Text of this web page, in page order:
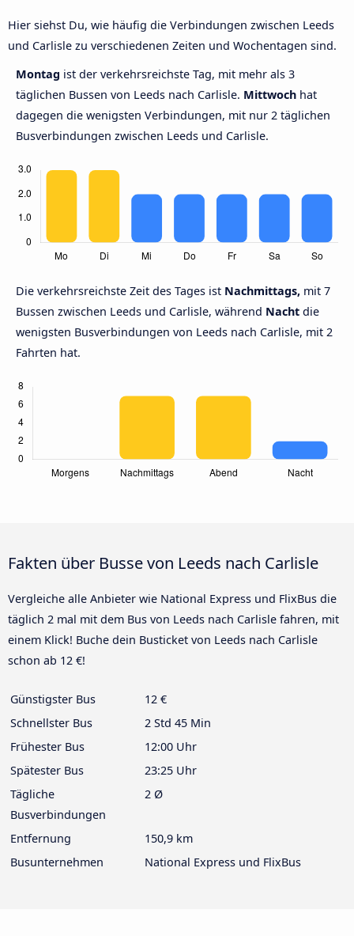
Hier siehst Du, wie häufig die Verbindungen zwischen Leeds
und Carlisle zu verschiedenen Zeiten und Wochentagen sind.
Montag ist der verkehrsreichste Tag, mit mehr als 3
täglichen Bussen von Leeds nach Carlisle. Mittwoch hat
dagegen die wenigsten Verbindungen, mit nur 2 täglichen
Busverbindungen zwischen Leeds und Carlisle.
Die verkehrsreichste Zeit des Tages ist Nachmittags, mit 7
Bussen zwischen Leeds und Carlisle, während Nacht die
wenigsten Busverbindungen von Leeds nach Carlisle, mit 2
Fahrten hat.
Fakten über Busse von Leeds nach Carlisle
Vergleiche alle Anbieter wie National Express und FlixBus die
täglich 2 mal mit dem Bus von Leeds nach Carlisle fahren, mit
einem Klick! Buche dein Busticket von Leeds nach Carlisle
schon ab 12 €!
Günstigster Bus
12 €
Schnellster Bus
2 Std 45 Min
Frühester Bus
12:00 Uhr
Spätester Bus
23:25 Uhr
Tägliche
Busverbindungen
2 Ø
Entfernung
150,9 km
Busunternehmen
National Express und FlixBus